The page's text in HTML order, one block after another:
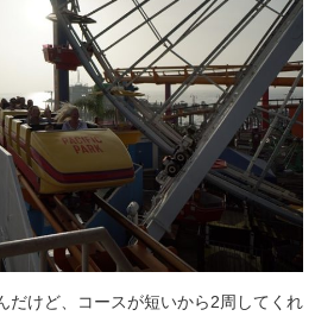
だけど、コースが短いから2周してくれ